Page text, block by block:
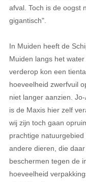
afval. Toch is de oogst
gigantisch".
In Muiden heeft de
Muiden langs het
verderop kon een
hoeveelheid zwerfvuil
niet langer aanzien.
is de Maxis hier zelf
wij zijn toch gaan
prachtige
andere dieren, die
beschermen tegen de
hoeveelheid